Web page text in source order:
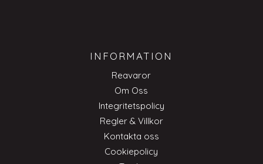
INFORMATION
Reavaror
Om Oss
Integritetspolicy
Regler & Villkor
Kontakta oss
Cookiepolicy